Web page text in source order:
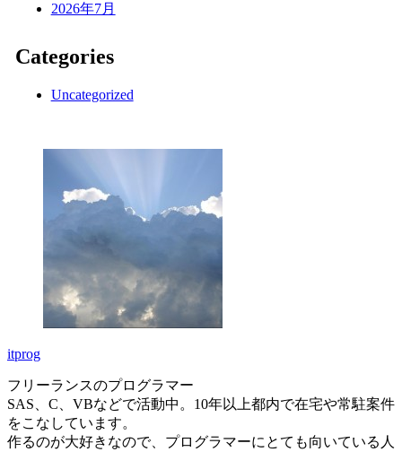
2026年7月
Categories
Uncategorized
itprog
フリーランスのプログラマー
SAS、C、VBなどで活動中。10年以上都内で在宅や常駐案件
をこなしています。
作るのが大好きなので、プログラマーにとても向いている人